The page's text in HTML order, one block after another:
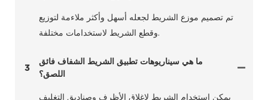
تم تصميم موزع الشريط لجعله أسهل وأكثر ملاءمة لتوزيع
وقطع الشريط لاستخدامات مختلفة.
3
ما هي سيناريوهات تطبيق الشريط الشفاف فائق
اللصق؟
يمكن استخدام الشريط لإغلاق الأظرف وصناديق التغليف